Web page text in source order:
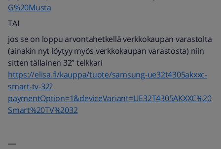
G%20Musta
TAI
jos se on loppu arvontahetkellä verkkokaupan varastolta
(ainakin nyt löytyy myös verkkokaupan varastosta) niin
sitten tällainen 32” telkkari
https://elisa.fi/kauppa/tuote/samsung-ue32t4305akxxc-
smart-tv-32?
paymentOption=1&deviceVariant=UE32T4305AKXXC%20
Smart%20TV%2032